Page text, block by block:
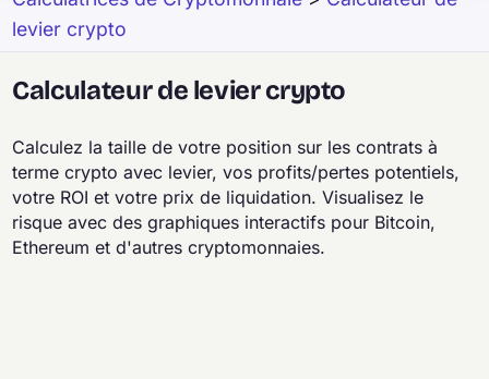
levier crypto
Calculateur de levier crypto
Calculez la taille de votre position sur les contrats à
terme crypto avec levier, vos profits/pertes potentiels,
votre ROI et votre prix de liquidation. Visualisez le
risque avec des graphiques interactifs pour Bitcoin,
Ethereum et d'autres cryptomonnaies.